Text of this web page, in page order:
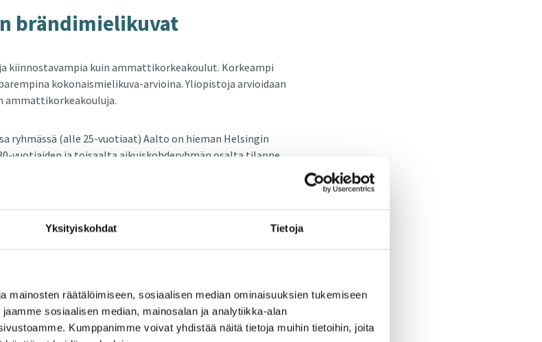
Yksityiskohdat Tietoja
mainosten räätälöimiseen, sosiaalisen median ominaisuuksien tukemiseen
sosiaalisen median, mainosalan ja analytiikka-alan
Kumppanimme voivat yhdistää näitä tietoja muihin tietoihin, joita
brän­di­mie­li­ku­vat
kiinnostavampia kuin ammattikorkeakoulut. Korkeampi
kokonaismielikuva-arvioina. Yliopistoja arvioidaan
ammattikorkeakouluja.
ryhmässä (alle 25-vuotiaat) Aalto on hieman Helsingin
vuotiaiden ja toisaalta aikuiskohderyhmän osalta tilanne
kärkipään yliopistot saavat.
Aikuisten kohderyhmässä Lapin ammattikorkeakoulu
toisen sijan. Muita kärkisijoilla olevia
Metropolia, Oulun ja Turun ammattikorkeakoulut.